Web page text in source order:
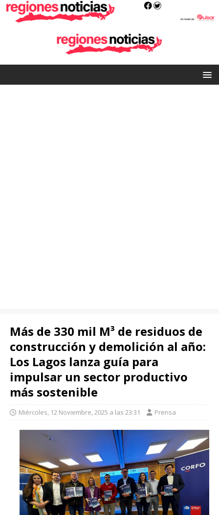
Más de 330 mil M³ de residuos de
construcción y demolición al año:
Los Lagos lanza guía para
impulsar un sector productivo
más sostenible
Miércoles, 12 Noviembre, 2025 a las 23:31 Prensa